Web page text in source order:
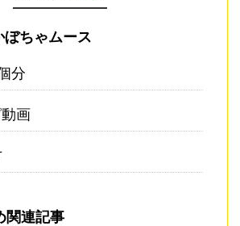
ぼちゃムース
分
画
関連記事